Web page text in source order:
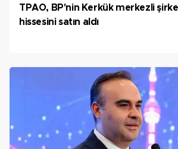
TPAO, BP'nin Kerkük merkezli
hissesini satın aldı